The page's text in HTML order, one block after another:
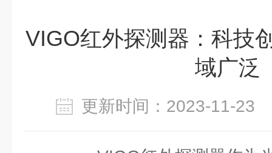
VIGO红外探测器：科技
域广泛
更新时间：2023-11-